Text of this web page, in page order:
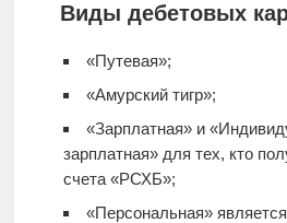
Виды дебетовых
«Путевая»;
«Амурский тигр»;
«Зарплатная» и
зарплатная» для тех, кто
счета «РСХБ»;
«Персональная»